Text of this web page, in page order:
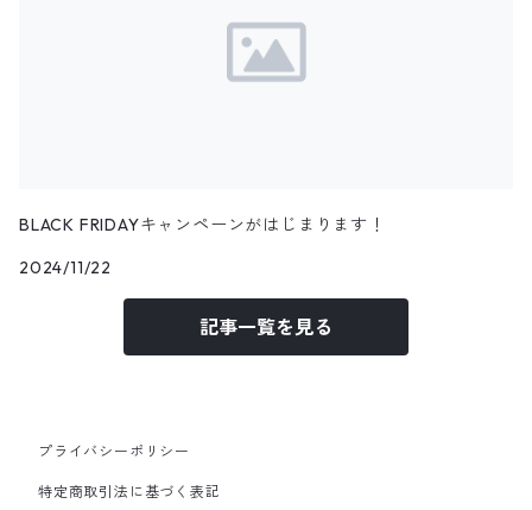
BLACK FRIDAYキャンペーンがはじまります！
2024/11/22
記事一覧を見る
プライバシーポリシー
特定商取引法に基づく表記